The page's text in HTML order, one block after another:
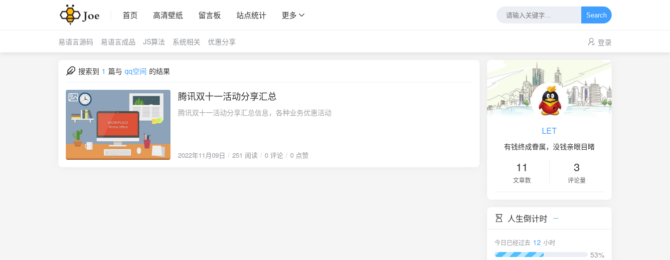
首页 高清壁纸 留言板 站点统计 更多 Search
易语言源码 易语言成品 JS算法 系统相关 优惠分享 登录
搜索到 1 篇与 qq空间 的结果
2022-11-09
腾讯双十一活动分享汇总
腾讯双十一活动分享汇总信息，各种业务优惠活动
2022年11月09日 251 阅读 0 评论 0 点赞
LET
有钱终成眷属，没钱亲眼目睹
11
文章数
3
评论量
人生倒计时
今日已经过去 12 小时
53%